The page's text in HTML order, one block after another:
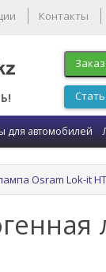
Контакты
для автомобилей
Osram Lok-it